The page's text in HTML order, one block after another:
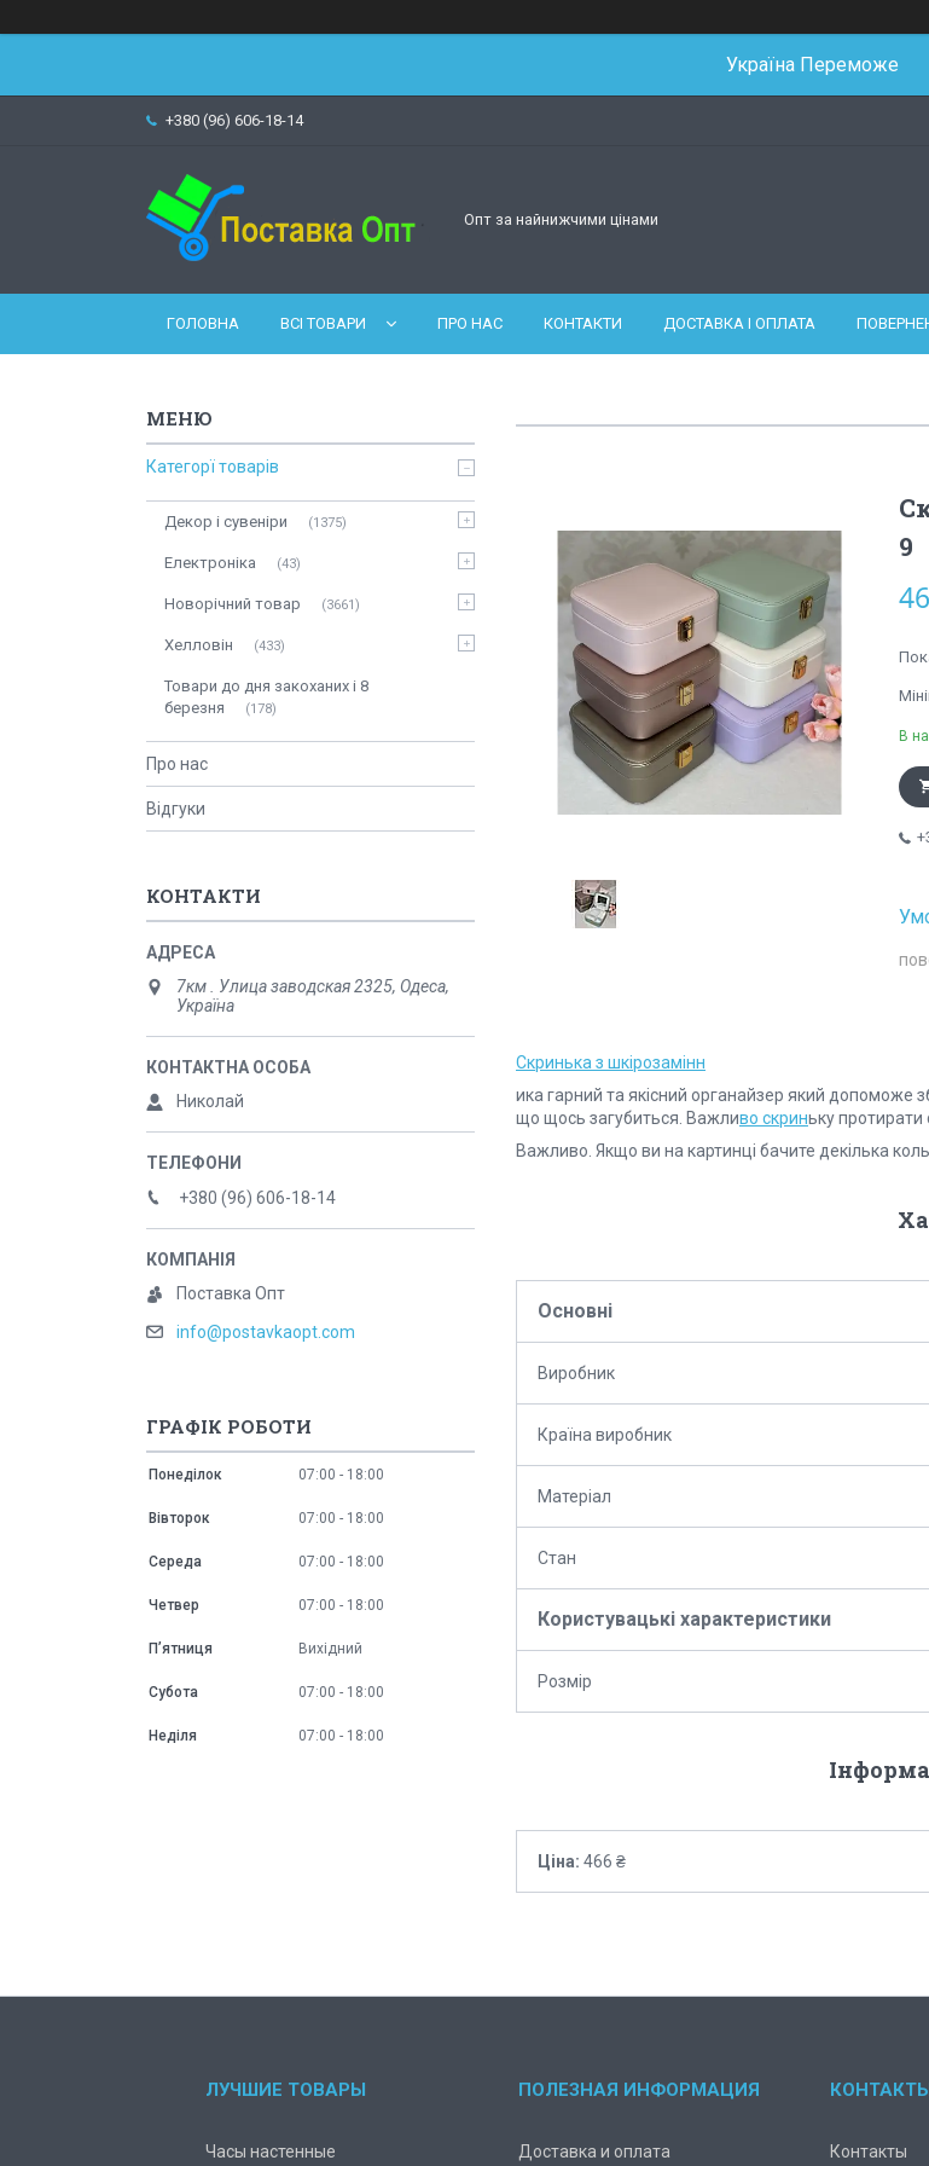
Україна Переможе
+380 (96) 606-18-14
Опт за найнижчими цінами
ГОЛОВНА ВСІ ТОВАРИ ПРО НАС КОНТАКТИ ДОСТАВКА І ОПЛАТА
9
В
Скринька з шкірозамінн
ика гарний та якісний органайзер який допоможе
що щось загубиться. Важливо скриньку протирати
Важливо. Якщо ви на картинці бачите декілька
Основні
Виробник
Країна виробник
Матеріал
Стан
Користувацькі характеристики
Розмір
Ціна: 466 ₴
Категорї товарів
Декор і сувеніри 1375
Електроніка 43
Новорічний товар 3661
Хелловін 433
Товари до дня закоханих і 8
березня
178
Про нас
Відгуки
КОНТАКТИ
7км . Улица заводская 2325, Одеса,
Україна
Николай
+380 (96) 606-18-14
Поставка Опт
info@postavkaopt.com
ГРАФІК РОБОТИ
Понеділок 07:00 18:00
Вівторок 07:00 18:00
Середа 07:00 18:00
Четвер 07:00 18:00
Пʼятниця Вихідний
Субота 07:00 18:00
Неділя 07:00 18:00
ЛУЧШИЕ ТОВАРЫ
Часы настенные
ПОЛЕЗНАЯ ИНФОРМАЦИЯ
Доставка и оплата Контакты